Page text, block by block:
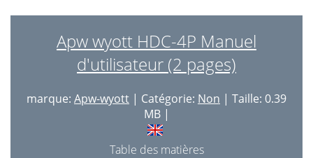
Apw wyott HDC-4P Manuel
d'utilisateur (2 pages)
marque: Apw-wyott | Catégorie: Non | Taille: 0.39
MB |
Table des matières